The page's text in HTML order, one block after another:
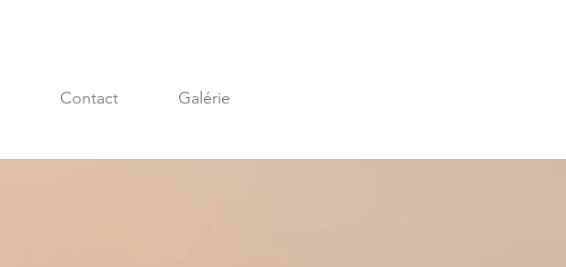
Contact Galérie